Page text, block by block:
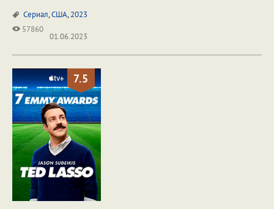
Сериал,США,2023
57860
01.06.2023
7.5